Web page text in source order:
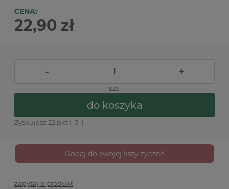
CENA:
22,90 zł
- +
szt.
do koszyka
Zyskujesz 22 pkt [ ? ]
Dodaj do swojej listy życzeń
zapytaj o produkt